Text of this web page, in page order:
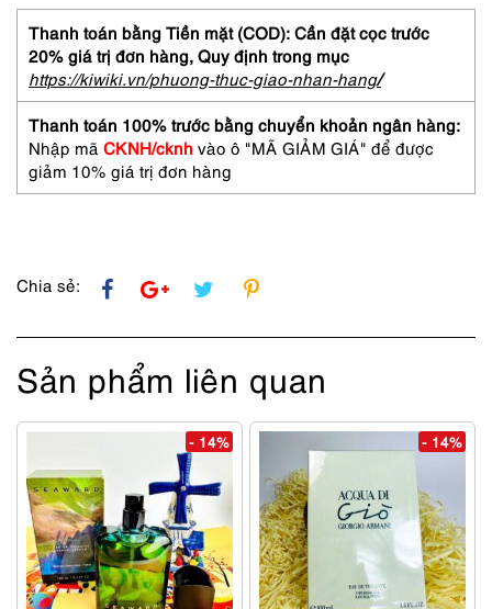
London
vintage
silk
tie
9.5cm-
Khá
mới
số
lượng
Thanh toán bằng Tiền mặt (COD): Cần đặt cọc trước
20% giá trị đơn hàng, Quy định trong mục
https://kiwiki.vn/phuong-thuc-giao-nhan-hang/
Thanh toán 100% trước bằng chuyển khoản ngân hàng:
Nhập mã CKNH/cknh vào ô "MÃ GIẢM GIÁ" để được
giảm 10% giá trị đơn hàng
Chia sẻ:
Sản phẩm liên quan
- 14% - 14%